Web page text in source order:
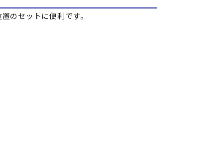
のセットに便利です。